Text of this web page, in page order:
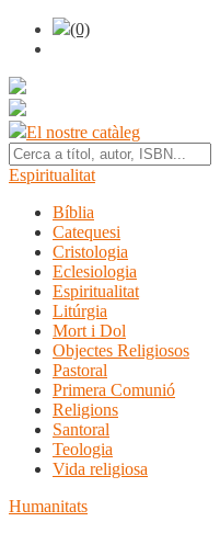
(0)
El nostre catàleg
Espiritualitat
Bíblia
Catequesi
Cristologia
Eclesiologia
Espiritualitat
Litúrgia
Mort i Dol
Objectes Religiosos
Pastoral
Primera Comunió
Religions
Santoral
Teologia
Vida religiosa
Humanitats